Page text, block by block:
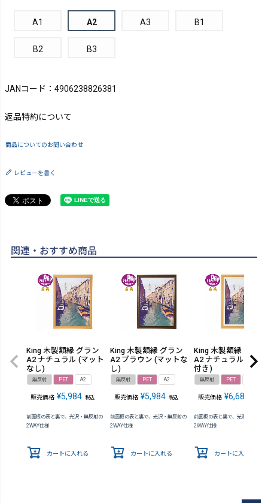
A1 A2 A3 B1
B2 B3
JANコード：4906238826381
返品特約について
商品についてのお問い合わせ
レビューを書く
関連・おすすめ商品
King 木製額縁 グラン
A2 ナチュラル (マット
なし)
無反射 PET A2
販売価格 ¥5,984 税込
前面板の表と裏で、光沢・無反射の
2WAY仕様
カートに入れる
King 木製額縁 グラン
A2 ブラウン (マットな
し)
無反射 PET A2
販売価格 ¥5,984 税込
前面板の表と裏で、光沢・無反射の
2WAY仕様
カートに入れる
King 木製額縁 グラン
A2 ナチュラル (マッ
付き)
無反射 PET
販売価格 ¥6,688
前面板の表と裏で、光沢・無反射
2WAY仕様
カートに入れる